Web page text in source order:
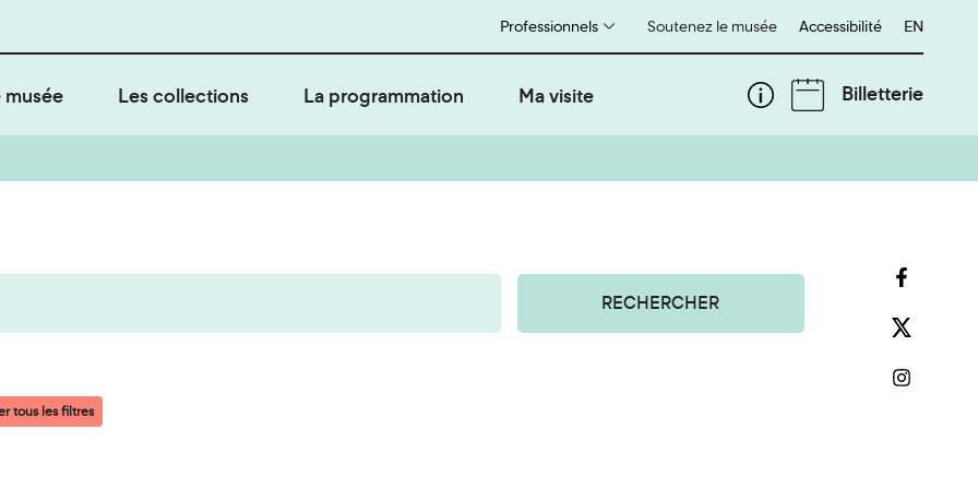
Soutenez le musée
Professionnels Accessibilité English
EN
musée Les collections La programmation Ma visite Billetterie
RECHERCHER
tous les filtres